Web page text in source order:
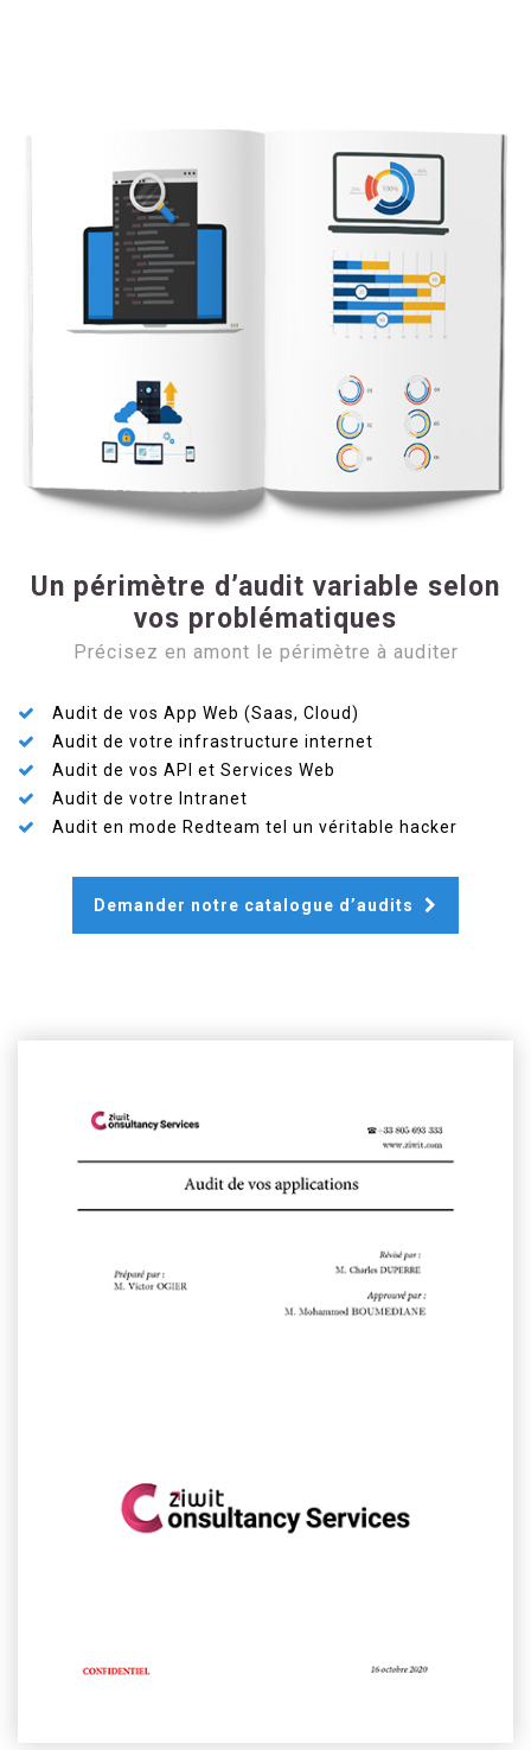
Un périmètre d’audit variable selon
vos problématiques
Précisez en amont le périmètre à auditer
Audit de vos App Web (Saas, Cloud)
Audit de votre infrastructure internet
Audit de vos API et Services Web
Audit de votre Intranet
Audit en mode Redteam tel un véritable hacker
Demander notre catalogue d’audits